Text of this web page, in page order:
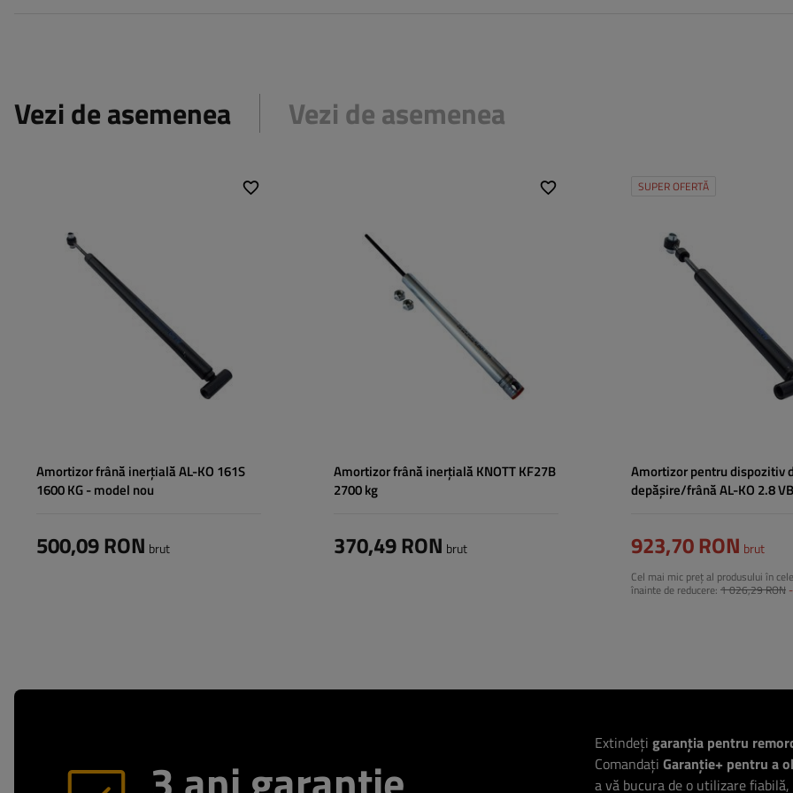
Vezi de asemenea Vezi de asemenea
Amortizor frână inerțială AL-KO 161S
1600 KG - model nou
500,09 RON brut
Amortizor frână inerțială KNOTT KF27B
2700 kg
370,49 RON brut
SUPER OFERTĂ
Amortizor pentru dispozitiv
depășire/frână AL-KO 2.8
923,70 RON brut
Cel mai mic preț al produsului în
înainte de reducere: 1 026,29 RON
Extindeți garanția pentru
Comandați Garanție+ pentru a
a vă bucura de o utilizare